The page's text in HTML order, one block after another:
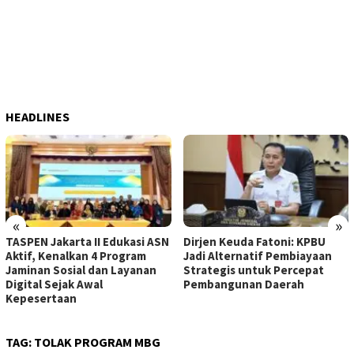
HEADLINES
« »
TASPEN Jakarta II Edukasi ASN
Aktif, Kenalkan 4 Program
Jaminan Sosial dan Layanan
Digital Sejak Awal
Kepesertaan
Dirjen Keuda Fatoni: KPBU
Jadi Alternatif Pembiayaan
Strategis untuk Percepat
Pembangunan Daerah
TAG: TOLAK PROGRAM MBG